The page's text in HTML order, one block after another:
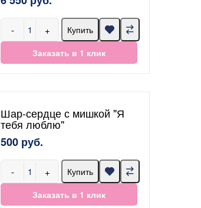
- +
Купить
Заказать в 1 клик
Шар-сердце с мишкой "Я
тебя люблю"
500 руб.
- +
Купить
Заказать в 1 клик